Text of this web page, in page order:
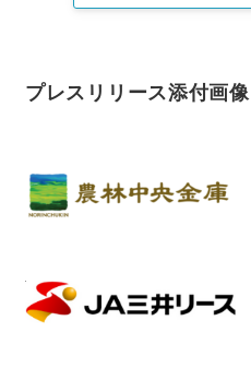
プレスリリース添付画像